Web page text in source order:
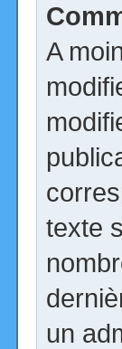
A
texte
un